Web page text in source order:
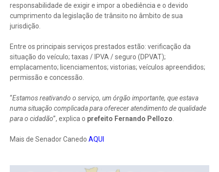
responsabilidade de exigir e impor a obediência e o devido
cumprimento da legislação de trânsito no âmbito de sua
jurisdição.
Entre os principais serviços prestados estão: verificação da
situação do veículo; taxas / IPVA / seguro (DPVAT);
emplacamento; licenciamentos; vistorias; veículos apreendidos;
permissão e concessão.
“Estamos reativando o serviço, um órgão importante, que estava
numa situação complicada para oferecer atendimento de qualidade
para o cidadão”, explica o prefeito Fernando Pellozo.
Mais de Senador Canedo AQUI